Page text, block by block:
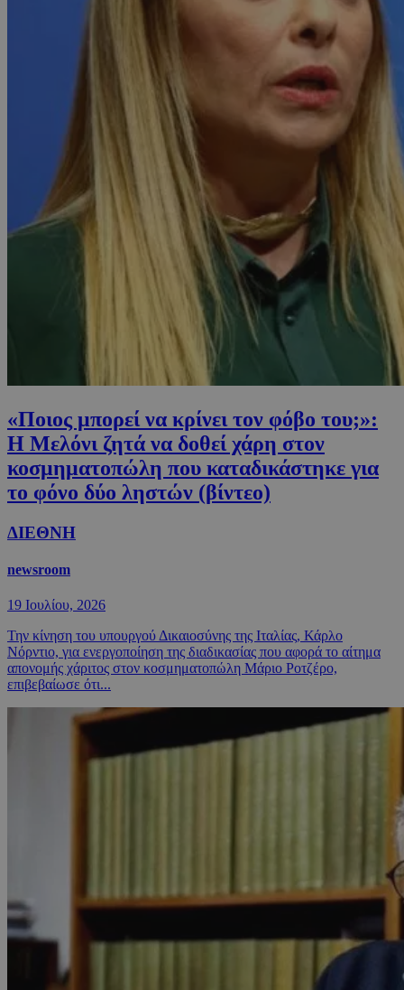
«Ποιος μπορεί να κρίνει τον φόβο του;»:
Η Μελόνι ζητά να δοθεί χάρη στον
κοσμηματοπώλη που καταδικάστηκε για
το φόνο δύο ληστών (βίντεο)
ΔΙΕΘΝΗ
newsroom
19 Ιουλίου, 2026
Την κίνηση του υπουργού Δικαιοσύνης της Ιταλίας, Κάρλο
Νόρντιο, για ενεργοποίηση της διαδικασίας που αφορά το αίτημα
απονομής χάριτος στον κοσμηματοπώλη Μάριο Ροτζέρο,
επιβεβαίωσε ότι...